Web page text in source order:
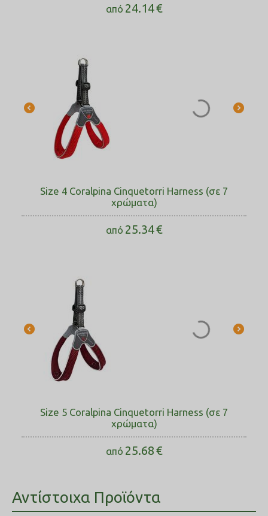
από 24.14€
Size 4 Coralpina Cinquetorri Harness (σε 7
χρώματα)
από 25.34€
Size 5 Coralpina Cinquetorri Harness (σε 7
χρώματα)
από 25.68€
Αντίστοιχα Προϊόντα